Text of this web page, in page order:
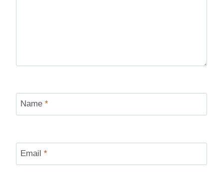
Name *
Email *